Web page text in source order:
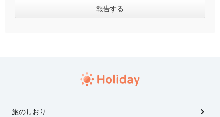
旅のしおり